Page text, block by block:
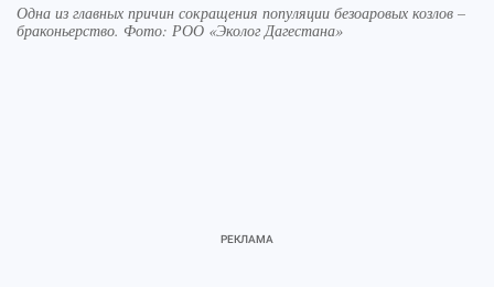
Одна из главных причин сокращения популяции безоаровых козлов –
браконьерство. Фото: РОО «Эколог Дагестана»